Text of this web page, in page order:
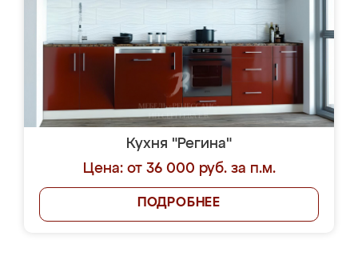
Кухня "Регина"
Цена: от 36 000 руб. за п.м.
ПОДРОБНЕЕ